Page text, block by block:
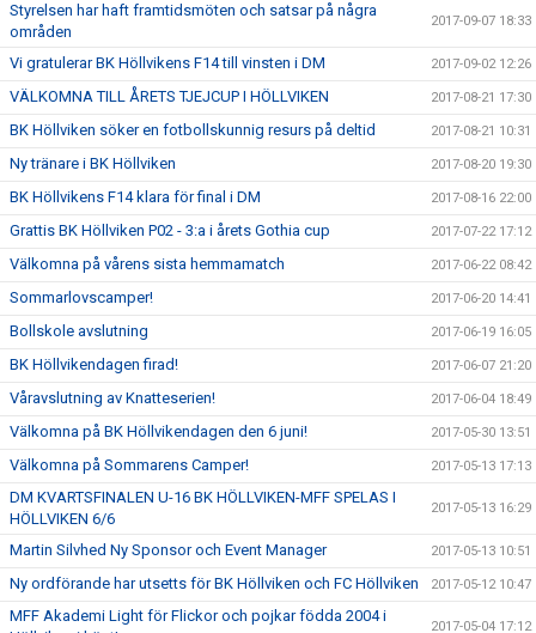
Styrelsen har haft framtidsmöten och satsar på några
områden
2017-09-07 18:33
Vi gratulerar BK Höllvikens F14 till vinsten i DM 2017-09-02 12:26
VÄLKOMNA TILL ÅRETS TJEJCUP I HÖLLVIKEN 2017-08-21 17:30
BK Höllviken söker en fotbollskunnig resurs på deltid 2017-08-21 10:31
Ny tränare i BK Höllviken 2017-08-20 19:30
BK Höllvikens F14 klara för final i DM 2017-08-16 22:00
Grattis BK Höllviken P02 - 3:a i årets Gothia cup 2017-07-22 17:12
Välkomna på vårens sista hemmamatch 2017-06-22 08:42
Sommarlovscamper! 2017-06-20 14:41
Bollskole avslutning 2017-06-19 16:05
BK Höllvikendagen firad! 2017-06-07 21:20
Våravslutning av Knatteserien! 2017-06-04 18:49
Välkomna på BK Höllvikendagen den 6 juni! 2017-05-30 13:51
Välkomna på Sommarens Camper! 2017-05-13 17:13
DM KVARTSFINALEN U-16 BK HÖLLVIKEN-MFF SPELAS I
HÖLLVIKEN 6/6
2017-05-13 16:29
Martin Silvhed Ny Sponsor och Event Manager 2017-05-13 10:51
Ny ordförande har utsetts för BK Höllviken och FC Höllviken 2017-05-12 10:47
MFF Akademi Light för Flickor och pojkar födda 2004 i
2017-05-04 17:12